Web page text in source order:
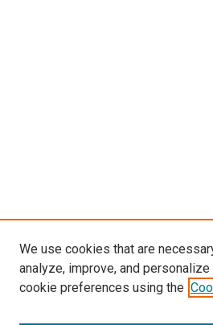
We use cookies that are
analyze, improve, and
cookie preferences using the